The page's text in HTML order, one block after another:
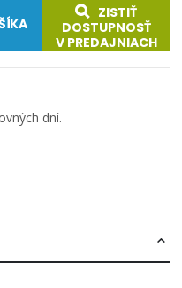
ZISTIŤ
DOSTUPNOSŤ
V PREDAJNIACH
dní.